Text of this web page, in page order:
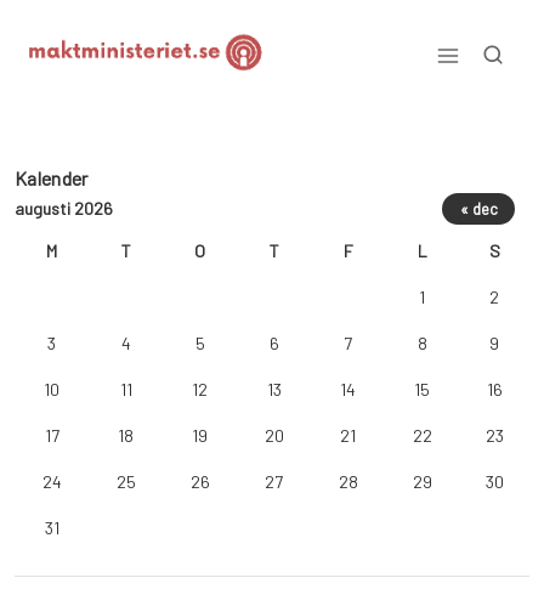
content
Kalender
augusti 2026
M T O T F L S
1 2
3 4 5 6 7 8 9
10 11 12 13 14 15 16
17 18 19 20 21 22 23
24 25 26 27 28 29 30
31
« dec